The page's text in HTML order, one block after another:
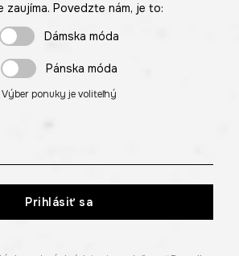
zaujíma. Povedzte nám, je to:
Dámska móda
Pánska móda
Výber ponuky je voliteľný
Prihlásiť sa